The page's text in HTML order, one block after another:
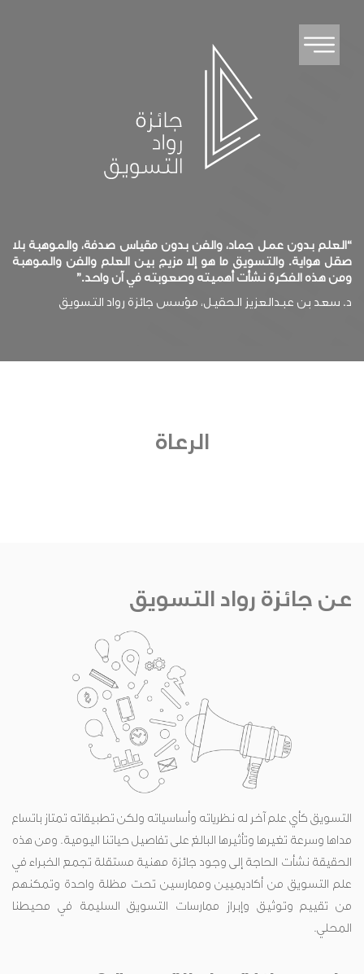
“العلم بدون عمل جماد، والفن بدون مقياس صدفة، والموهبة بلا
صقل هواية. والتسويق ما هو إلا مزيج بين العلم والفن والموهبة
ومن هذه الفكرة نشأت أهميته وصعوبته في آن واحد.”
د. سعد بن عبدالعزيز الحقيل، مؤسس جائزة رواد التسويق
الرعاة
عن جائزة رواد التسويق
التسويق كأي علم آخر له نظرياته وأساسياته ولكن تطبيقاته تمتاز باتساع
مداها وسرعة تغيرها وتأثيرها البالغ على تفاصيل حياتنا اليومية. ومن هذه
الحقيقة نشأت الحاجة إلى وجود جائزة مهنية مستقلة تجمع الخبراء في
علم التسويق من أكاديميين وممارسين تحت مظلة واحدة وتمكنهم
من تقييم وتوثيق وإبراز ممارسات التسويق السليمة في محيطنا
المحلي.